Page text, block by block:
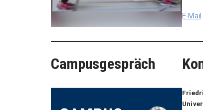
E-Mail
Campusgespräch